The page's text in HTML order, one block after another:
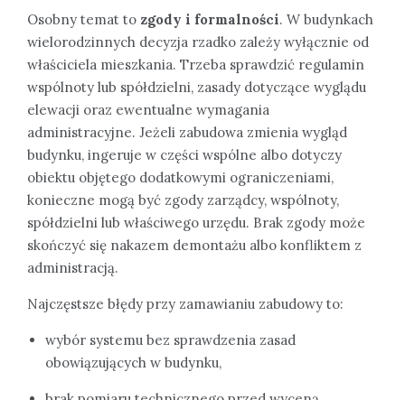
Osobny temat to zgody i formalności. W budynkach
wielorodzinnych decyzja rzadko zależy wyłącznie od
właściciela mieszkania. Trzeba sprawdzić regulamin
wspólnoty lub spółdzielni, zasady dotyczące wyglądu
elewacji oraz ewentualne wymagania
administracyjne. Jeżeli zabudowa zmienia wygląd
budynku, ingeruje w części wspólne albo dotyczy
obiektu objętego dodatkowymi ograniczeniami,
konieczne mogą być zgody zarządcy, wspólnoty,
spółdzielni lub właściwego urzędu. Brak zgody może
skończyć się nakazem demontażu albo konfliktem z
administracją.
Najczęstsze błędy przy zamawianiu zabudowy to:
wybór systemu bez sprawdzenia zasad
obowiązujących w budynku,